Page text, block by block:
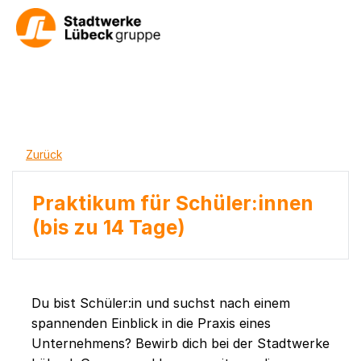
Zurück
Praktikum für Schüler:innen
(bis zu 14 Tage)
Du bist Schüler:in und suchst nach einem
spannenden Einblick in die Praxis eines
Unternehmens? Bewirb dich bei der Stadtwerke